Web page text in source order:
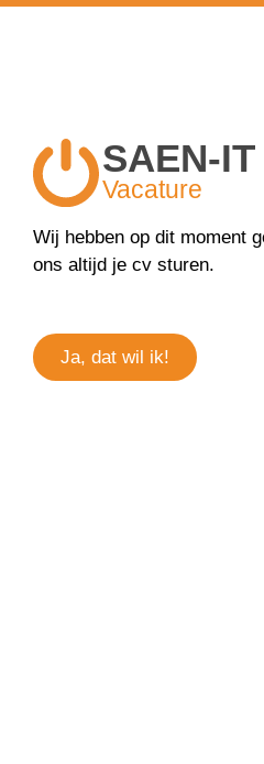
Vacature
SAEN-IT
Vacature
Wij hebben op dit moment
ons altijd je cv sturen.
Ja, dat wil ik!